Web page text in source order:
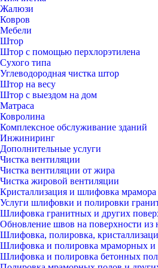
Жалюзи
Ковров
Мебели
Штор
Штор с помощью перхлорэтилена
Сухого типа
Углеводородная чистка штор
Штор на весу
Штор с выездом на дом
Матраса
Ковролина
Комплексное обслуживание зданий
Инжиниринг
Дополнительные услуги
Чистка вентиляции
Чистка вентиляции от жира
Чистка жировой вентиляции
Кристаллизация и шлифовка мрамора
Услуги шлифовки и полировки
Шлифовка гранитных и других
Обновление швов на поверхности из
Шлифовка, полировка,
Шлифовка и полировка мраморных и
Шлифовка и полировка бетонных